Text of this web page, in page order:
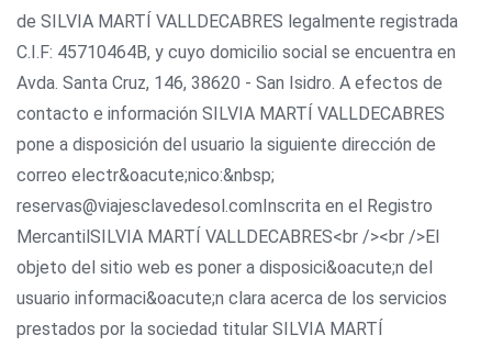
de SILVIA MARTÍ VALLDECABRES legalmente registrada
C.I.F: 45710464B, y cuyo domicilio social se encuentra en
Avda. Santa Cruz, 146, 38620 - San Isidro. A efectos de
contacto e información SILVIA MARTÍ VALLDECABRES
pone a disposición del usuario la siguiente dirección de
correo electr&oacute;nico:&nbsp;
reservas@viajesclavedesol.comInscrita en el Registro
MercantilSILVIA MARTÍ VALLDECABRES<br /><br />El
objeto del sitio web es poner a disposici&oacute;n del
usuario informaci&oacute;n clara acerca de los servicios
prestados por la sociedad titular SILVIA MARTÍ